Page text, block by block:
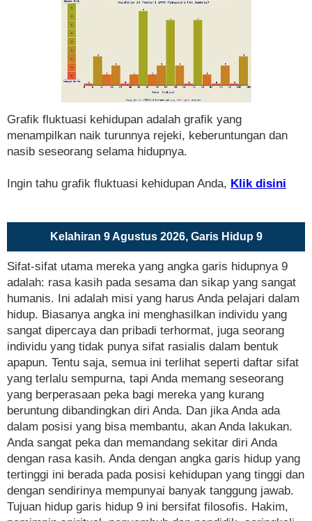
Grafik fluktuasi kehidupan adalah grafik yang
menampilkan naik turunnya rejeki, keberuntungan dan
nasib seseorang selama hidupnya.
Ingin tahu grafik fluktuasi kehidupan Anda, Klik disini
Kelahiran 9 Agustus 2026, Garis Hidup 9
Sifat-sifat utama mereka yang angka garis hidupnya 9
adalah: rasa kasih pada sesama dan sikap yang sangat
humanis. Ini adalah misi yang harus Anda pelajari dalam
hidup. Biasanya angka ini menghasilkan individu yang
sangat dipercaya dan pribadi terhormat, juga seorang
individu yang tidak punya sifat rasialis dalam bentuk
apapun. Tentu saja, semua ini terlihat seperti daftar sifat
yang terlalu sempurna, tapi Anda memang seseorang
yang berperasaan peka bagi mereka yang kurang
beruntung dibandingkan diri Anda. Dan jika Anda ada
dalam posisi yang bisa membantu, akan Anda lakukan.
Anda sangat peka dan memandang sekitar diri Anda
dengan rasa kasih. Anda dengan angka garis hidup yang
tertinggi ini berada pada posisi kehidupan yang tinggi dan
dengan sendirinya mempunyai banyak tanggung jawab.
Tujuan hidup garis hidup 9 ini bersifat filosofis. Hakim,